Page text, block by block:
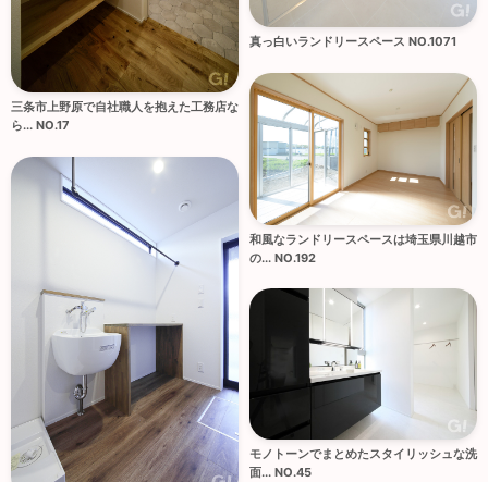
真っ白いランドリースペース NO.1071
三条市上野原で自社職人を抱えた工務店な
ら... NO.17
和風なランドリースペースは埼玉県川越市
の... NO.192
モノトーンでまとめたスタイリッシュな洗
面... NO.45